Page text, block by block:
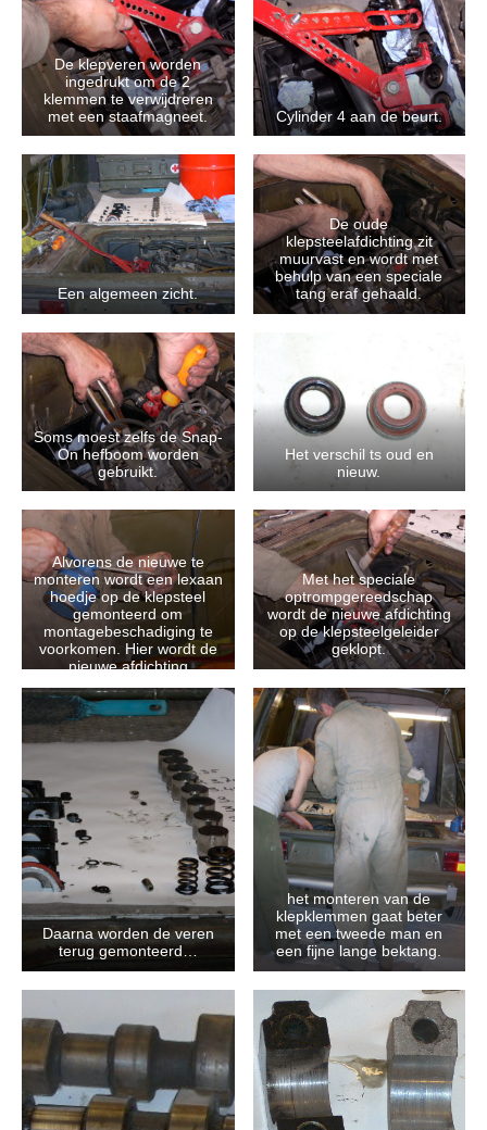
De klepveren worden
ingedrukt om de 2
klemmen te verwijdreren
met een staafmagneet.
Cylinder 4 aan de beurt.
Een algemeen zicht.
De oude
klepsteelafdichting zit
muurvast en wordt met
behulp van een speciale
tang eraf gehaald.
Soms moest zelfs de Snap-
On hefboom worden
gebruikt.
Het verschil ts oud en
nieuw.
Alvorens de nieuwe te
monteren wordt een lexaan
hoedje op de klepsteel
gemonteerd om
montagebeschadiging te
voorkomen. Hier wordt de
nieuwe afdichting
ingeolied.
Met het speciale
optrompgereedschap
wordt de nieuwe afdichting
op de klepsteelgeleider
geklopt.
Daarna worden de veren
terug gemonteerd…
het monteren van de
klepklemmen gaat beter
met een tweede man en
een fijne lange bektang.